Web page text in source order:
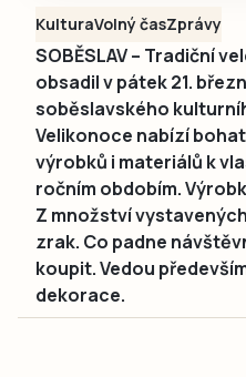
KulturaVolný časZprávy
SOBĚSLAV – Tradiční
obsadil v pátek 21.
soběslavského
Velikonoce nabízí
výrobků i materiálů k
ročním obdobím.
Z množství
zrak. Co padne
koupit. Vedou
dekorace.